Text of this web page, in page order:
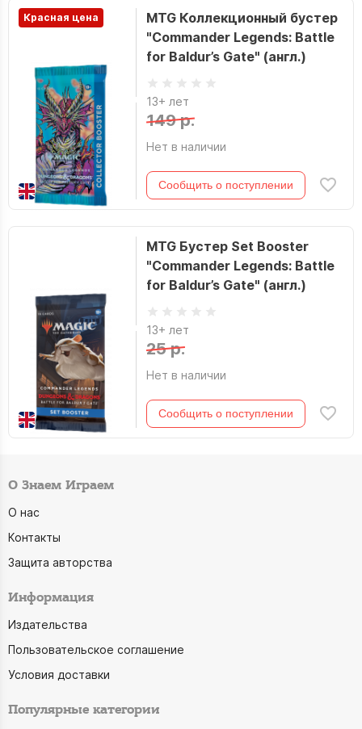
Красная цена
MTG Коллекционный бустер
"Commander Legends: Battle
for Baldur’s Gate" (англ.)
13+ лет
149 р.
Нет в наличии
Сообщить о поступлении
MTG Бустер Set Booster
"Commander Legends: Battle
for Baldur’s Gate" (англ.)
13+ лет
25 р.
Нет в наличии
Сообщить о поступлении
О Знаем Играем
О нас
Контакты
Защита авторства
Информация
Издательства
Пользовательское соглашение
Условия доставки
Популярные категории